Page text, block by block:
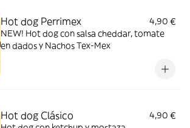
Hot dog Perrimex
4,90 €
NEW! Hot dog con salsa cheddar, tomate
en dados y Nachos Tex-Mex
Hot dog Clásico
4,90 €